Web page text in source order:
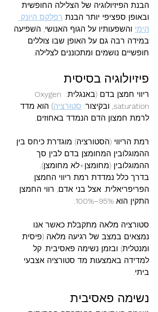
הבנת הפיזיולוגיה של הצלילה החופשית
ובאופן ספציפי יותר הבנת רפלקס היונק
הימי והשפעותיו על הגוף האנושי, השפיעה
במידה רבה גם על האופן שבו צוללים
חופשיים נושמים ומתכוננים לצלילה.
פיזיולוגיה בסיסית
ריווי חמצן בדם (באנגלית: Oxygen
saturation, ובקיצור:
סטורציה) הוא מדד
לרמת חמצון הדם הנמדד באחוזים.
רמת הריווי (הסטורציה) מוגדרת כיחס בין
ההמוגלובין המחומצן בדם לבין סך
ההמוגלובין (מחומצן+לא מחומצן).
בדרך כלל נמדדת רמת ריווי החמצן
הפריפריאלית. אצל בני אדם, רווי החמצן
התקין הוא 95%–100%.
סטורציה מלאה מתקבלת כאשר אנו
נמצאים במצב של רגיעה מלאה (פיסית
ומנטלית) ובזמן נשימה פאסיבית. קל
למדידה באמצעות מד סטורציה אצבעי
ביתי.
נשימה פאסיבית